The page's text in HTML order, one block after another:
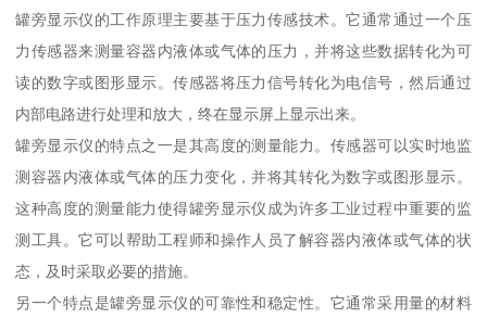
罐旁显示仪的工作原理主要基于压力传感技术。它通常通过一个压
力传感器来测量容器内液体或气体的压力，并将这些数据转化为可
读的数字或图形显示。传感器将压力信号转化为电信号，然后通过
内部电路进行处理和放大，终在显示屏上显示出来。
罐旁显示仪的特点之一是其高度的测量能力。传感器可以实时地监
测容器内液体或气体的压力变化，并将其转化为数字或图形显示。
这种高度的测量能力使得罐旁显示仪成为许多工业过程中重要的监
测工具。它可以帮助工程师和操作人员了解容器内液体或气体的状
态，及时采取必要的措施。
另一个特点是罐旁显示仪的可靠性和稳定性。它通常采用量的材料